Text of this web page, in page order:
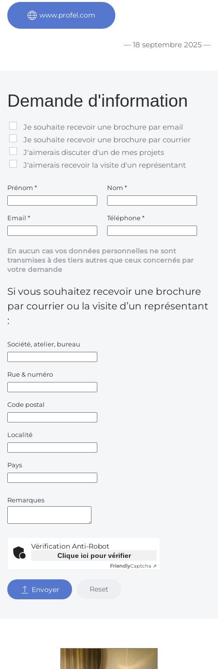
www.profel.com
— 18 septembre 2025 —
Demande d'information
Je souhaite recevoir une brochure par email
Je souhaite recevoir une brochure par courrier
J'aimerais discuter d'un de mes projets
J'aimerais recevoir la visite d'un représentant
Prénom * Nom *
Email * Téléphone*
En aucun cas vos données personnelles ne sont
transmises à des tiers autres que ceux concernés par
votre demande
Si vous souhaitez recevoir une brochure
par courrier ou la visite d’un représentant
:
Société, atelier, bureau
Rue & numéro
Code postal
Localité
Pays
Remarques
Vérification Anti-Robot
Clique ici pour vérifier
FriendlyCaptcha ⇗
Envoyer Reset